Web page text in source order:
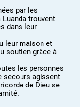
par les
Luanda trouvent
dans leur
leur maison et
soutien grâce à
les personnes
secours agissent
de Dieu se